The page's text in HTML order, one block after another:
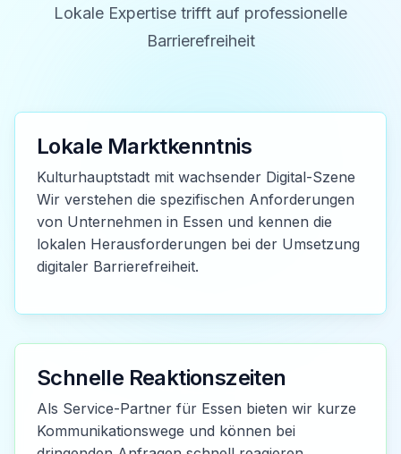
Lokale Expertise trifft auf professionelle
Barrierefreiheit
Lokale Marktkenntnis
Kulturhauptstadt mit wachsender Digital-Szene
Wir verstehen die spezifischen Anforderungen
von Unternehmen in Essen und kennen die
lokalen Herausforderungen bei der Umsetzung
digitaler Barrierefreiheit.
Schnelle Reaktionszeiten
Als Service-Partner für Essen bieten wir kurze
Kommunikationswege und können bei